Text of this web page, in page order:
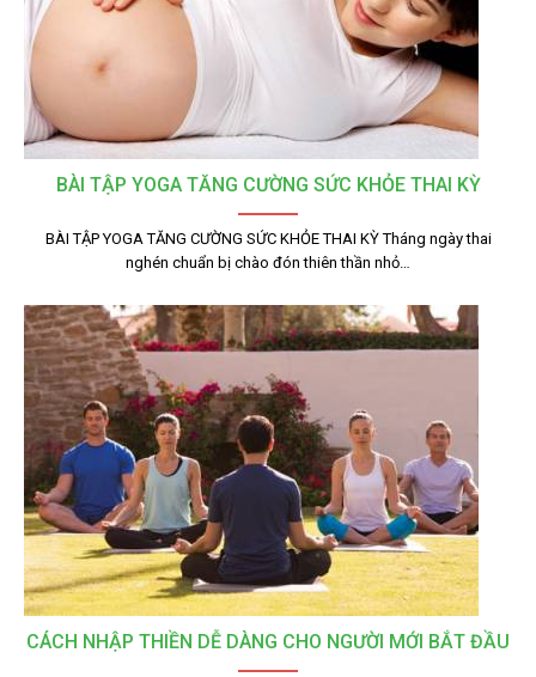
BÀI TẬP YOGA TĂNG CƯỜNG SỨC KHỎE THAI KỲ
BÀI TẬP YOGA TĂNG CƯỜNG SỨC KHỎE THAI KỲ Tháng ngày thai
nghén chuẩn bị chào đón thiên thần nhỏ…
CÁCH NHẬP THIỀN DỄ DÀNG CHO NGƯỜI MỚI BẮT ĐẦU